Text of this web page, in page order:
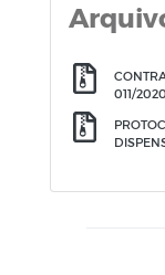
011/2020